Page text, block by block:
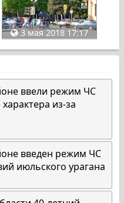
3 мая 2018 17:17
ввели режим ЧС
из-за
введен режим ЧС
июльского урагана